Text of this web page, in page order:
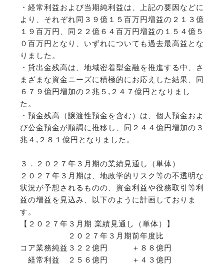
・経常利益および当期純利益は、上記の要因などに
より、それぞれ同３９億１５百万円増益の２１３億
１９百万円、同２２億６４百万円増益の１５４億５
０百万円となり、いずれについても過去最高益とな
りました。
・貸出金残高は、地域密着型金融を推進する中、さ
まざまな資金ニーズに積極的にお応えした結果、同
６７９億円増加の２兆５,２４７億円となりまし
た。
・預金残高（譲渡性預金を含む）は、個人預金およ
び公金預金が順調に推移し、同２４４億円増加の３
兆４,２８１億円となりました。
３．２０２７年３月期の業績見通し（単体）
２０２７年３月期は、地政学的リスク等の不透明な
状況が予想されるものの、資金利益や役務取引等利
益の増益を見込み、以下のように計画しておりま
す。
【２０２７年３月期 業績見通し（単体）】
２０２７年３月期前年度比
コア業務純益 ３２２億円
＋８８億円
経常利益
２５６億円
＋４３億円